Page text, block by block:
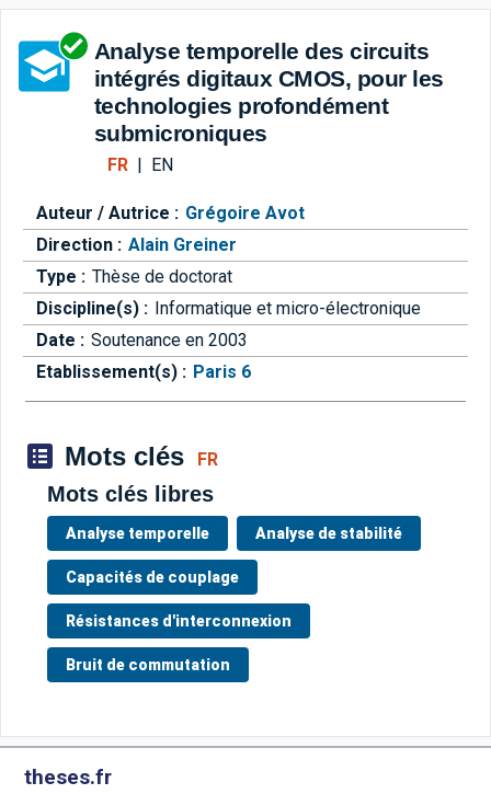
Aller directement à la barre
Analyse temporelle des circuits
intégrés digitaux CMOS, pour les
technologies profondément
submicroniques
FR| EN
Auteur / Autrice : Grégoire Avot
Direction : Alain Greiner
Type : Thèse de doctorat
Discipline(s) : Informatique et micro-électronique
Date : Soutenance en 2003
Etablissement(s) : Paris 6
Mots clés FR
Mots clés libres
Analyse temporelle Analyse de stabilité
Capacités de couplage
Résistances d'interconnexion
Bruit de commutation
theses.fr